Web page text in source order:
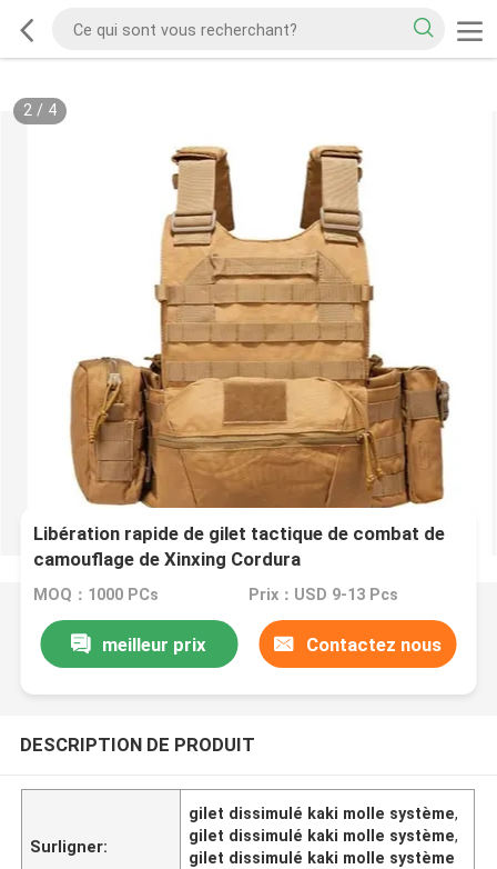
2/ 4
Libération rapide de gilet tactique de combat de
camouflage de Xinxing Cordura
MOQ：1000 PCs Prix：USD 9-13 Pcs
meilleur prix Contactez nous
DESCRIPTION DE PRODUIT
Surligner:
gilet dissimulé kaki molle système,
gilet dissimulé kaki molle système,
gilet dissimulé kaki molle système